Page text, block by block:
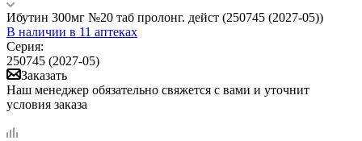
Ибутин 300мг №20 таб пролонг. дейст (250745 (2027-05))
В наличии в 11 аптеках
Серия:
250745 (2027-05)
Заказать
Наш менеджер обязательно свяжется с вами и уточнит
условия заказа